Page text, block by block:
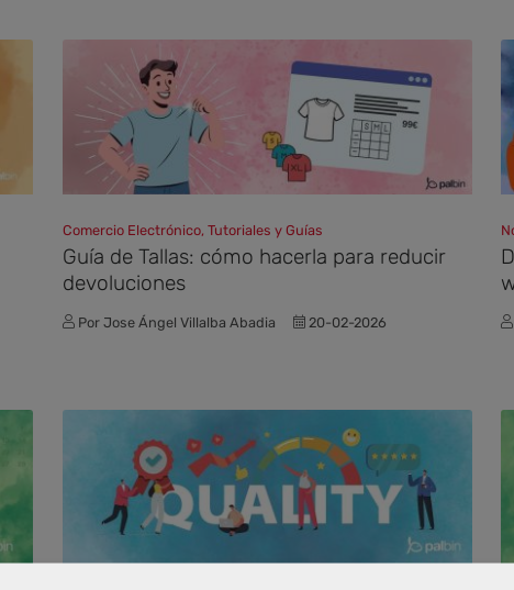
Comercio Electrónico, Tutoriales y Guías
Guía de Tallas: cómo hacerla para reducir
devoluciones
Por Jose Ángel Villalba Abadia 20-02-2026